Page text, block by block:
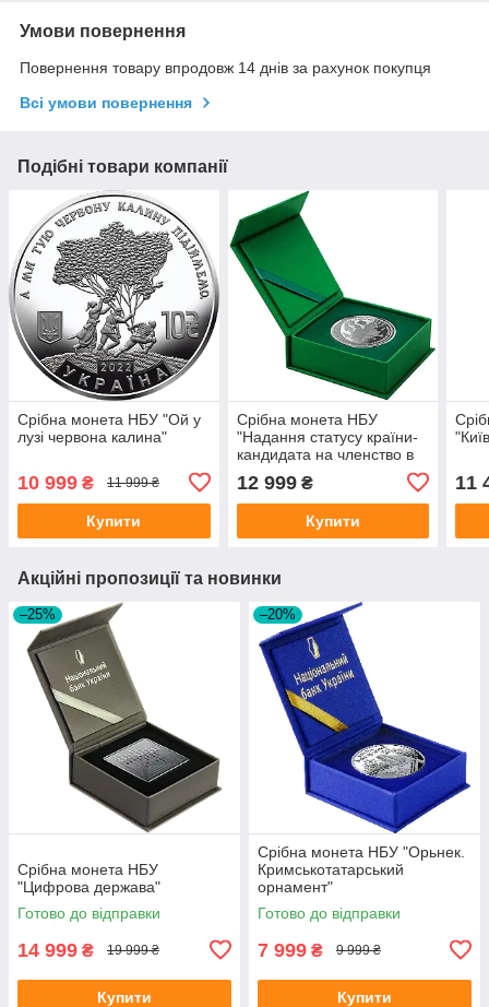
Умови повернення
Повернення товару впродовж 14 днів за рахунок покупця
Всі умови повернення
Подібні товари компанії
Срібна монета НБУ "Ой у
лузі червона калина"
10 999 ₴ 11 999 ₴
Купити
Срібна монета НБУ
"Надання статусу країни-
кандидата на членство в
12 999₴
Купити
11
Акційні пропозиції та новинки
–25%
Срібна монета НБУ
"Цифрова держава"
Готово до відправки
14 999 ₴ 19 999 ₴
Купити
–20%
Срібна монета НБУ "Орьнек.
Кримськотатарський
орнамент"
Готово до відправки
7 999 ₴ 9 999 ₴
Купити